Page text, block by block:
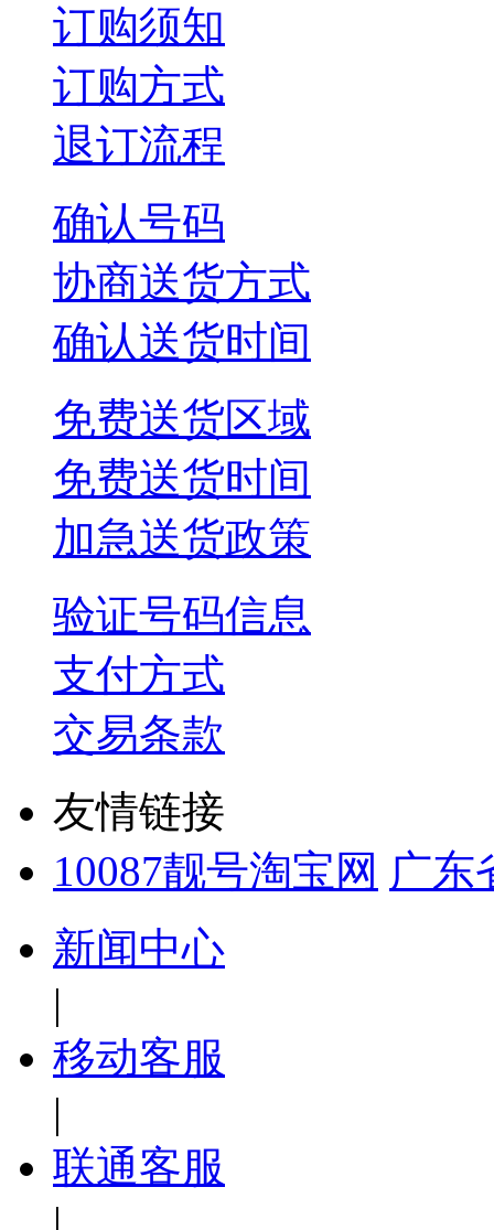
订购须知
订购方式
退订流程
确认号码
协商送货方式
确认送货时间
免费送货区域
免费送货时间
加急送货政策
验证号码信息
支付方式
交易条款
友情链接
10087靓号淘宝网 广东
新闻中心
|
移动客服
|
联通客服